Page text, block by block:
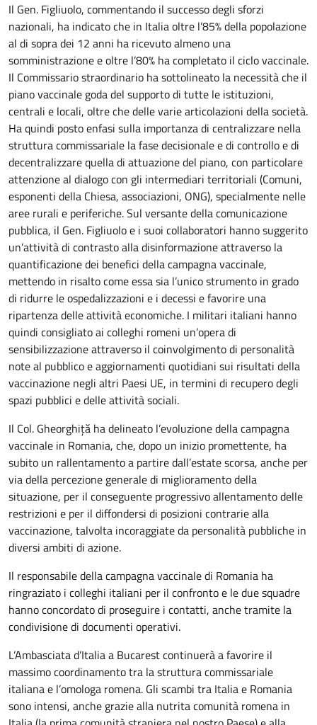
Il Gen. Figliuolo, commentando il successo degli sforzi
nazionali, ha indicato che in Italia oltre l’85% della popolazione
al di sopra dei 12 anni ha ricevuto almeno una
somministrazione e oltre l’80% ha completato il ciclo vaccinale.
Il Commissario straordinario ha sottolineato la necessità che il
piano vaccinale goda del supporto di tutte le istituzioni,
centrali e locali, oltre che delle varie articolazioni della società.
Ha quindi posto enfasi sulla importanza di centralizzare nella
struttura commissariale la fase decisionale e di controllo e di
decentralizzare quella di attuazione del piano, con particolare
attenzione al dialogo con gli intermediari territoriali (Comuni,
esponenti della Chiesa, associazioni, ONG), specialmente nelle
aree rurali e periferiche. Sul versante della comunicazione
pubblica, il Gen. Figliuolo e i suoi collaboratori hanno suggerito
un’attività di contrasto alla disinformazione attraverso la
quantificazione dei benefici della campagna vaccinale,
mettendo in risalto come essa sia l’unico strumento in grado
di ridurre le ospedalizzazioni e i decessi e favorire una
ripartenza delle attività economiche. I militari italiani hanno
quindi consigliato ai colleghi romeni un’opera di
sensibilizzazione attraverso il coinvolgimento di personalità
note al pubblico e aggiornamenti quotidiani sui risultati della
vaccinazione negli altri Paesi UE, in termini di recupero degli
spazi pubblici e delle attività sociali.
Il Col. Gheorghiță ha delineato l’evoluzione della campagna
vaccinale in Romania, che, dopo un inizio promettente, ha
subito un rallentamento a partire dall’estate scorsa, anche per
via della percezione generale di miglioramento della
situazione, per il conseguente progressivo allentamento delle
restrizioni e per il diffondersi di posizioni contrarie alla
vaccinazione, talvolta incoraggiate da personalità pubbliche in
diversi ambiti di azione.
Il responsabile della campagna vaccinale di Romania ha
ringraziato i colleghi italiani per il confronto e le due squadre
hanno concordato di proseguire i contatti, anche tramite la
condivisione di documenti operativi.
L’Ambasciata d’Italia a Bucarest continuerà a favorire il
massimo coordinamento tra la struttura commissariale
italiana e l’omologa romena. Gli scambi tra Italia e Romania
sono intensi, anche grazie alla nutrita comunità romena in